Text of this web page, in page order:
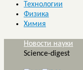
Технологии
Физика
Химия
Новости науки
Science-digest